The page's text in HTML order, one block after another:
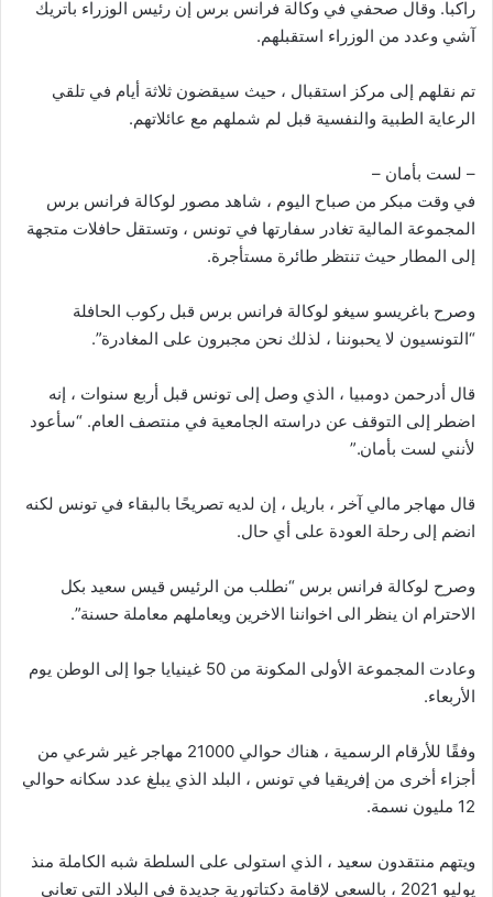
راكبا. وقال صحفي في وكالة فرانس برس إن رئيس الوزراء باتريك
آشي وعدد من الوزراء استقبلهم.
تم نقلهم إلى مركز استقبال ، حيث سيقضون ثلاثة أيام في تلقي
الرعاية الطبية والنفسية قبل لم شملهم مع عائلاتهم.
– لست بأمان –
في وقت مبكر من صباح اليوم ، شاهد مصور لوكالة فرانس برس
المجموعة المالية تغادر سفارتها في تونس ، وتستقل حافلات متجهة
إلى المطار حيث تنتظر طائرة مستأجرة.
وصرح باغريسو سيغو لوكالة فرانس برس قبل ركوب الحافلة
“التونسيون لا يحبوننا ، لذلك نحن مجبرون على المغادرة”.
قال أدرحمن دومبيا ، الذي وصل إلى تونس قبل أربع سنوات ، إنه
اضطر إلى التوقف عن دراسته الجامعية في منتصف العام. “سأعود
لأنني لست بأمان.”
قال مهاجر مالي آخر ، باريل ، إن لديه تصريحًا بالبقاء في تونس لكنه
انضم إلى رحلة العودة على أي حال.
وصرح لوكالة فرانس برس “نطلب من الرئيس قيس سعيد بكل
الاحترام ان ينظر الى اخواننا الاخرين ويعاملهم معاملة حسنة”.
وعادت المجموعة الأولى المكونة من 50 غينيايا جوا إلى الوطن يوم
الأربعاء.
وفقًا للأرقام الرسمية ، هناك حوالي 21000 مهاجر غير شرعي من
أجزاء أخرى من إفريقيا في تونس ، البلد الذي يبلغ عدد سكانه حوالي
12 مليون نسمة.
ويتهم منتقدون سعيد ، الذي استولى على السلطة شبه الكاملة منذ
يوليو 2021 ، بالسعي لإقامة دكتاتورية جديدة في البلاد التي تعاني